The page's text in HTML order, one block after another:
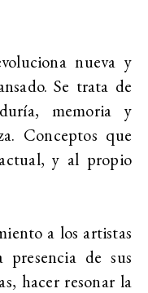
nueva y
Se trata de
memoria y
Conceptos que
y al propio
a los artistas
de sus
hacer resonar la